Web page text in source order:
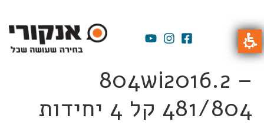
804wi2016.2 –
481/804 קל 4 יחידות